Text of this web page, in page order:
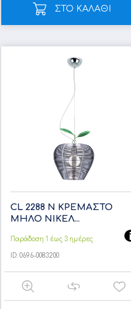
ΣΤΟ ΚΑΛΑΘΙ
CL 2288 N ΚΡΕΜΑΣΤΟ
ΜΗΛΟ ΝΙΚΕΛ...
Παράδοση 1 έως 3 ημέρες
ID: 0696-0083200